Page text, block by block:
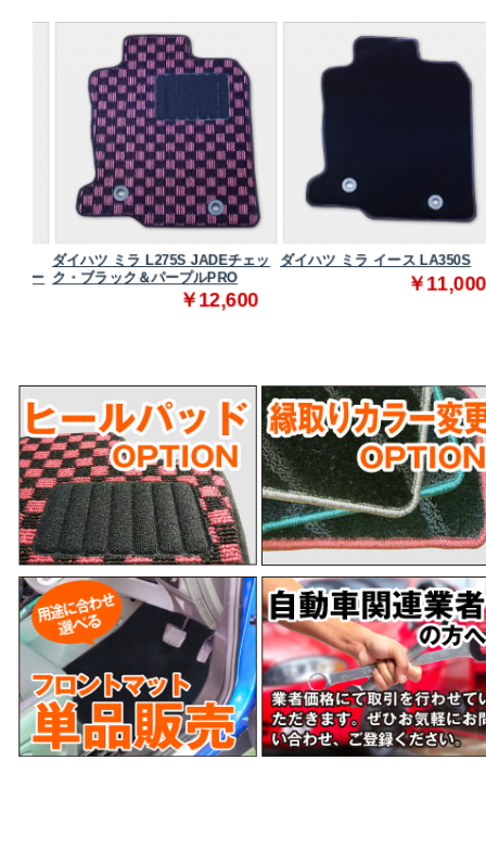
ダイハツ ミラ L275S JADEチェッ
ク・ブラック＆パープルPRO
￥12,600
ダイハツ ミラ イース LA350S
￥11,000